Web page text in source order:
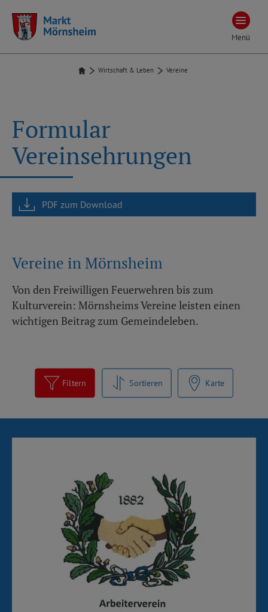
Menü
Wirtschaft & Leben Vereine
Formular
Vereinsehrungen
PDF zum Download
Vereine in Mörnsheim
Von den Freiwilligen Feuerwehren bis zum
Kulturverein: Mörnsheims Vereine leisten einen
wichtigen Beitrag zum Gemeindeleben.
Filtern Sortieren Karte